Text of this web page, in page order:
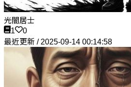
光闇居士
1
0
最近更新 / 2025-09-14 00:14:58